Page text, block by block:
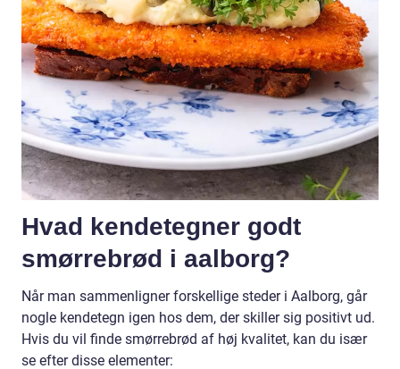
Hvad kendetegner godt
smørrebrød i aalborg?
Når man sammenligner forskellige steder i Aalborg, går
nogle kendetegn igen hos dem, der skiller sig positivt ud.
Hvis du vil finde smørrebrød af høj kvalitet, kan du især
se efter disse elementer: